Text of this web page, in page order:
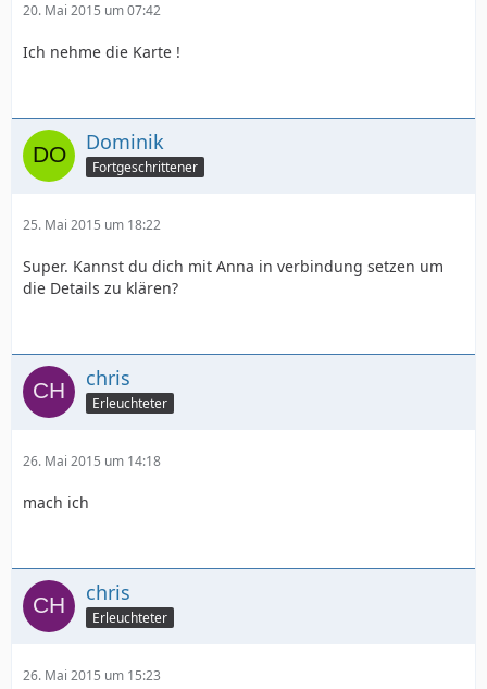
20. Mai 2015 um 07:42
Ich nehme die Karte !
Dominik
Fortgeschrittener
25. Mai 2015 um 18:22
Super. Kannst du dich mit Anna in verbindung setzen um
die Details zu klären?
chris
Erleuchteter
26. Mai 2015 um 14:18
mach ich
chris
Erleuchteter
26. Mai 2015 um 15:23